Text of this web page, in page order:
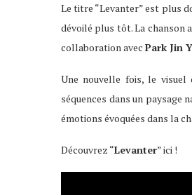
Le titre “Levanter” est plus
dévoilé plus tôt. La chanson
collaboration avec Park Jin
Une nouvelle fois, le visuel
séquences dans un
émotions évoquées dans la
Découvrez “Levanter” ici !